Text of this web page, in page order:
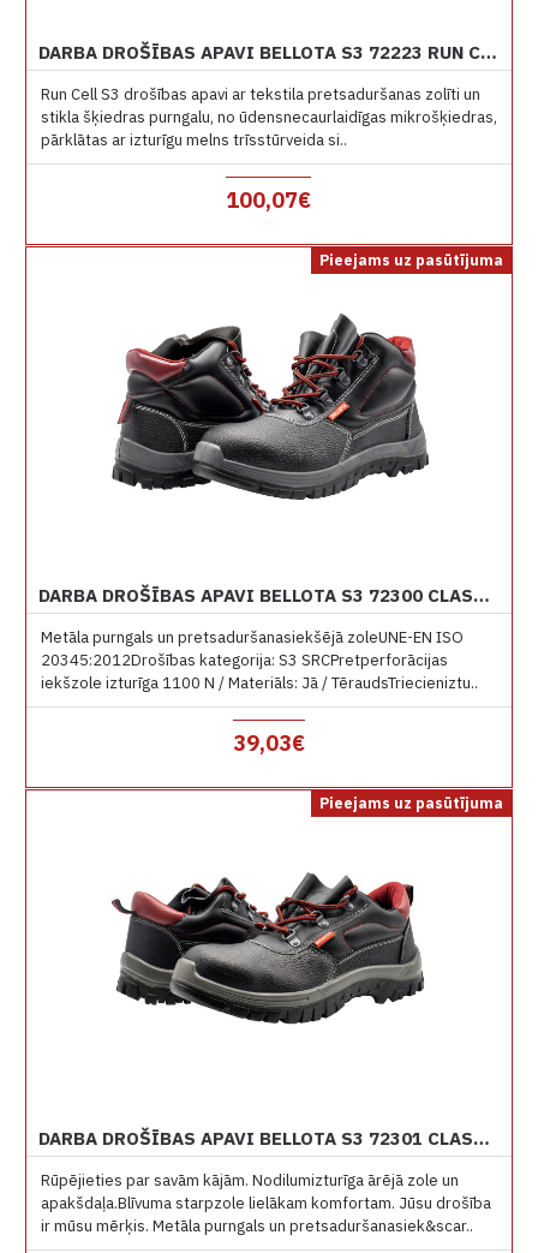
DARBA DROŠĪBAS APAVI BELLOTA S3 72223 RUN CELL
Run Cell S3 drošības apavi ar tekstila pretsaduršanas zolīti un
stikla šķiedras purngalu, no ūdensnecaurlaidīgas mikrošķiedras,
pārklātas ar izturīgu melns trīsstūrveida si..
100,07€
Pieejams uz pasūtījuma
DARBA DROŠĪBAS APAVI BELLOTA S3 72300 CLASSIC BOOT
Metāla purngals un pretsaduršanasiekšējā zoleUNE-EN ISO
20345:2012Drošības kategorija: S3 SRCPretperforācijas
iekšzole izturīga 1100 N / Materiāls: Jā / TēraudsTriecieniztu..
39,03€
Pieejams uz pasūtījuma
DARBA DROŠĪBAS APAVI BELLOTA S3 72301 CLASSIC
Rūpējieties par savām kājām. Nodilumizturīga ārējā zole un
apakšdaļa.Blīvuma starpzole lielākam komfortam. Jūsu drošība
ir mūsu mērķis. Metāla purngals un pretsaduršanasiek&scar..